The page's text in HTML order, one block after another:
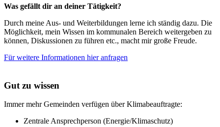
Was gefällt dir an deiner Tätigkeit?
Durch meine Aus- und Weiterbildungen lerne ich ständig dazu. Die
Möglichkeit, mein Wissen im kommunalen Bereich weitergeben zu
können, Diskussionen zu führen etc., macht mir große Freude.
Für weitere Informationen hier anfragen
Gut zu wissen
Immer mehr Gemeinden verfügen über Klimabeauftragte:
Zentrale Ansprechperson (Energie/Klimaschutz)